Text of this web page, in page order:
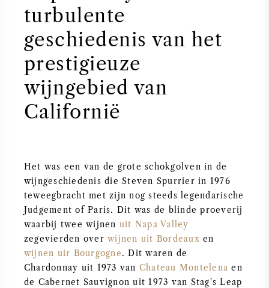
WIJN CADEAU
WIJN SALE
RODE WIJN
WITTE WIJN
MOUSSERENDE WIJN
ROSE WIJN
PERRIER JOUET
VEUVE CLICQUOT
MOËT & CHANDON
ARMAND DE BRIGNAC
ALLE CHAMPAGNE MERKEN
turbulente
geschiedenis van het
prestigieuze
wijngebied van
Californië
Het was een van de grote schokgolven in de
wijngeschiedenis die Steven Spurrier in 1976
teweegbracht met zijn nog steeds legendarische
Judgement of Paris. Dit was de blinde proeverij
waarbij twee wijnen uit Napa Valley
zegevierden overwijnen uit Bordeaux en
wijnen uir Bourgogne. Dit waren de
Chardonnay uit 1973 van Chateau Montelena en
de Cabernet Sauvignon uit 1973 van Stag's Leap